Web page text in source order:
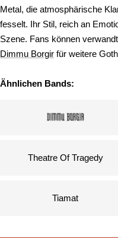
Metal, die atmosphärische
fesselt. Ihr Stil, reich an
Szene. Fans können
Dimmu Borgir für weitere
Ähnlichen Bands:
Theatre Of Tragedy
Tiamat